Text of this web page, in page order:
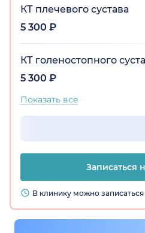
КТ плечевого сустава
5 300 ₽
КТ голеностопного
5 300 ₽
Показать все
Записаться
В клинику можно